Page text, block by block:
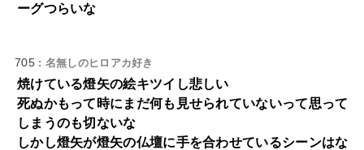
ーグつらいな
705 : 名無しのヒロアカ好き
焼けている燈矢の絵キツイし悲しい
死ぬかもって時にまだ何も見せられていないって思って
しまうのも切ないな
しかし燈矢が燈矢の仏壇に手を合わせているシーンはな